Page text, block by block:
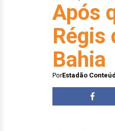
Após
Régis
Bahia
PorEstadão